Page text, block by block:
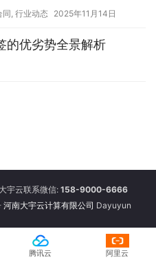
之选
同, 行业动态 2025年11月14日
的优劣势全景解析
宇云联系微信: 158-9000-6666
河南大宇云计算有限公司 Dayuyun
腾讯云 阿里云